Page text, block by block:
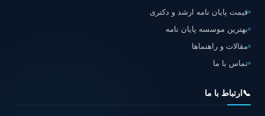
قیمت پایان نامه ارشد و دکتری
بهترین موسسه پایان نامه
مقالات و راهنماها
تماس با ما
📞 ارتباط با ما